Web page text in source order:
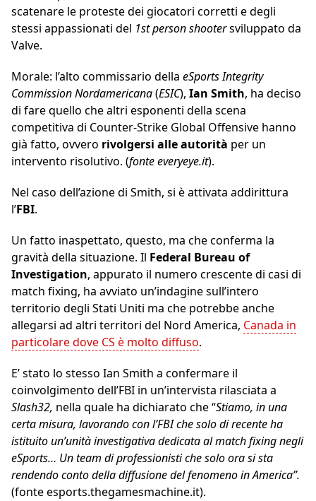
scatenare le proteste dei giocatori corretti e degli
stessi appassionati del 1st person shootersviluppato da
Valve.
Morale: l’alto commissario della eSports Integrity
Commission Nordamericana(ESIC), Ian Smith, ha deciso
di fare quello che altri esponenti della scena
competitiva di Counter-Strike Global Offensive hanno
già fatto, ovvero rivolgersi alle autorità per un
intervento risolutivo. (fonte everyeye.it).
Nel caso dell’azione di Smith, si è attivata addirittura
l’FBI.
Un fatto inaspettato, questo, ma che conferma la
gravità della situazione. Il Federal Bureau of
Investigation, appurato il numero crescente di casi di
match fixing, ha avviato un’indagine sull’intero
territorio degli Stati Uniti ma che potrebbe anche
allegarsi ad altri territori del Nord America, Canada in
particolare dove CS è molto diffuso.
E’ stato lo stesso Ian Smith a confermare il
coinvolgimento dell’FBI in un’intervista rilasciata a
Slash32, nella quale ha dichiarato che “Stiamo, in una
certa misura, lavorando con l’FBI che solo di recente ha
istituito un’unità investigativa dedicata al match fixing negli
eSports… Un team di professionisti che solo ora si sta
rendendo conto delladiffusione del fenomeno in America”.
(fonte esports.thegamesmachine.it).